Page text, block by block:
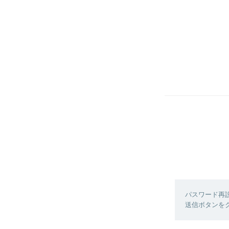
パスワード再
送信ボタンを